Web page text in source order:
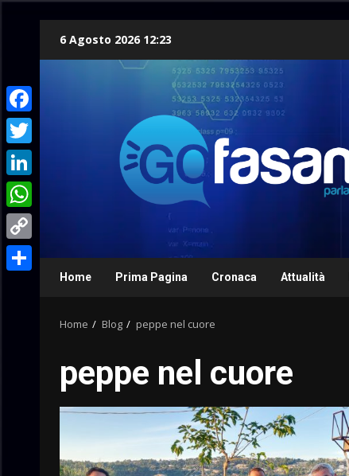
6 Agosto 2026 12:23
Home Prima Pagina Cronaca Attualità
Home Blog peppe nel cuore
peppe nel cuore
Facebook
Twitter
LinkedIn
WhatsApp
Copy